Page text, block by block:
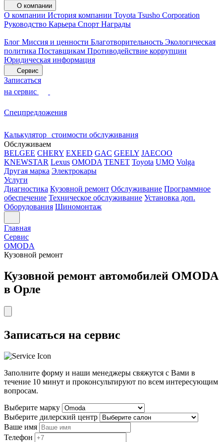
О компании
О компании История компании Toyota Tsusho Corporation
Руководство Карьера Спорт Награды
Блог Миссия и ценности Благотворительность Экологическая
политика Поставщикам Противодействие коррупции
Юридическая информация
Сервис
Записаться
на сервис
Спецпредложения
Калькулятор стоимости обслуживания
Обслуживаем
BELGEE CHERY EXEED GAC GEELY JAECOO
KNEWSTAR Lexus OMODA TENET Toyota UMO Volga
Другая марка Электрокары
Услуги
Диагностика Кузовной ремонт Обслуживание Программное
обеспечение Техническое обслуживание Установка доп.
Оборудования Шиномонтаж
Главная
Сервис
OMODA
Кузовной ремонт
Кузовной ремонт автомобилей OMODA
в Орле
Записаться на сервис
Заполните форму и наши менеджеры свяжутся с Вами в
течение 10 минут и проконсультируют по всем интересующим
вопросам.
Выберите марку
Выберите дилерский центр
Ваше имя
Телефон